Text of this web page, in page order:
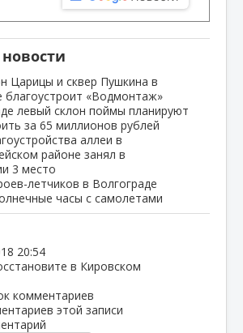
Царицы и сквер Пушкина в
благоустроит «Водмонтаж»
левый склон поймы планируют
за 65 миллионов рублей
аллеи в
районе занял в
3 место
летчиков в Волгограде
часы с самолетами
20:54
в Кировском
комментариев
этой записи